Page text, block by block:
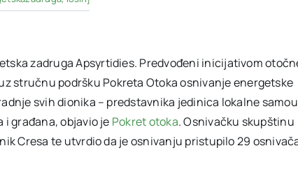
zadruga Apsyrtidies. Predvođeni inicijativom
stručnu podršku Pokreta Otoka osnivanje energetske
svih dionika – predstavnika jedinica lokalne
građana, objavio je Pokret otoka. Osnivačku skupštinu
Cresa te utvrdio da je osnivanju pristupilo 29